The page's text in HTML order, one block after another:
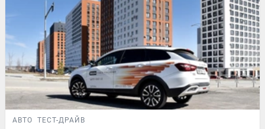
АВТО ТЕСТ-ДРАЙВ